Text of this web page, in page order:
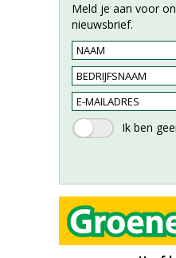
Meld je aan voor
nieuwsbrief.